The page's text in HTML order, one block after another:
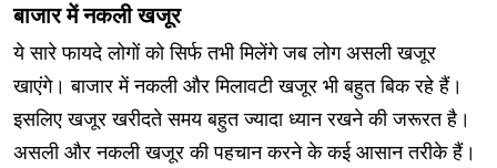
बाजार में नकली खजूर
ये सारे फायदे लोगों को सिर्फ तभी मिलेंगे जब लोग असली खजूर
खाएंगे। बाजार में नकली और मिलावटी खजूर भी बहुत बिक रहे हैं।
इसलिए खजूर खरीदते समय बहुत ज्यादा ध्यान रखने की जरूरत है।
असली और नकली खजूर की पहचान करने के कई आसान तरीके हैं।